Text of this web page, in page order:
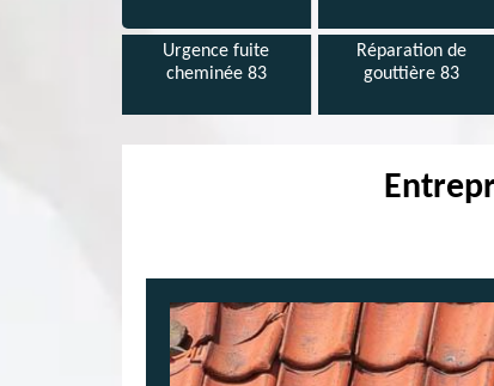
Urgence fuite
cheminée 83
Réparation de
gouttière 83